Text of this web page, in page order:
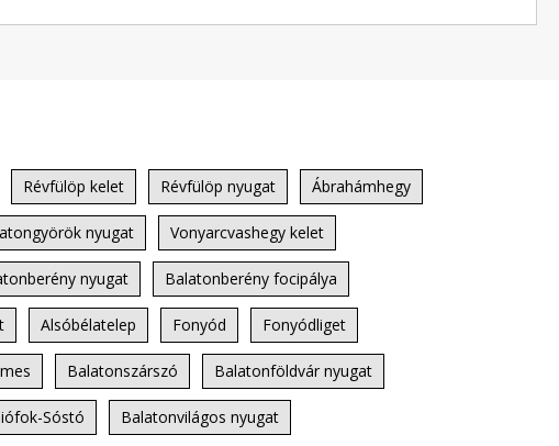
Révfülöp kelet Révfülöp nyugat Ábrahámhegy
nyugat Vonyarcvashegy kelet
nyugat Balatonberény focipálya
Alsóbélatelep Fonyód Fonyódliget
Balatonszárszó Balatonföldvár nyugat
Sóstó Balatonvilágos nyugat